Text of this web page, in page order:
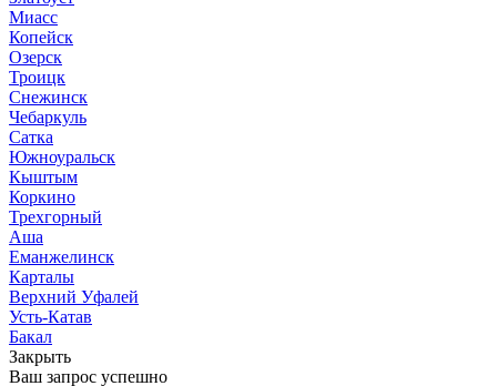
Миасс
Копейск
Озерск
Троицк
Снежинск
Чебаркуль
Сатка
Южноуральск
Кыштым
Коркино
Трехгорный
Аша
Еманжелинск
Карталы
Верхний Уфалей
Усть-Катав
Бакал
Закрыть
Ваш запрос успешно